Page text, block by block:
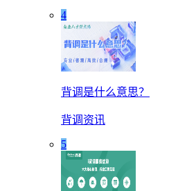
4
背调是什么意思？
背调资讯
5